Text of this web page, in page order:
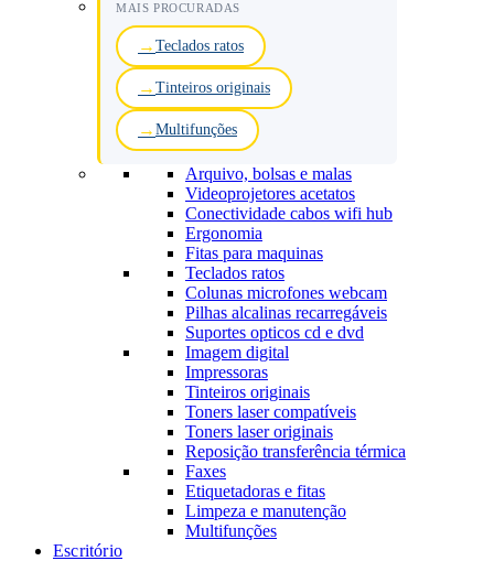
MAIS PROCURADAS
Teclados ratos
Tinteiros originais
Multifunções
Arquivo, bolsas e malas
Videoprojetores acetatos
Conectividade cabos wifi hub
Ergonomia
Fitas para maquinas
Teclados ratos
Colunas microfones webcam
Pilhas alcalinas recarregáveis
Suportes opticos cd e dvd
Imagem digital
Impressoras
Tinteiros originais
Toners laser compatíveis
Toners laser originais
Reposição transferência térmica
Faxes
Etiquetadoras e fitas
Limpeza e manutenção
Multifunções
Escritório